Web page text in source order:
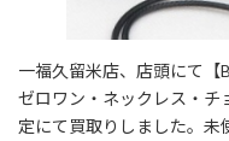
一福久留米店、店頭にて【
ゼロワン・ネックレス・チ
定にて買取りしました。未